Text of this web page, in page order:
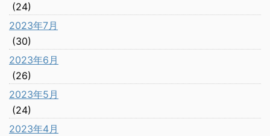
(24)
2023年7月
(30)
2023年6月
(26)
2023年5月
(24)
2023年4月